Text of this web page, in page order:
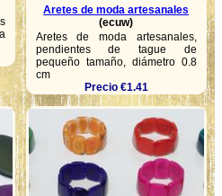
Aretes de moda artesanales
(ecuw)
Aretes de moda artesanales,
pendientes de tague de
pequeño tamaño, diámetro 0.8
cm
Precio €1.41